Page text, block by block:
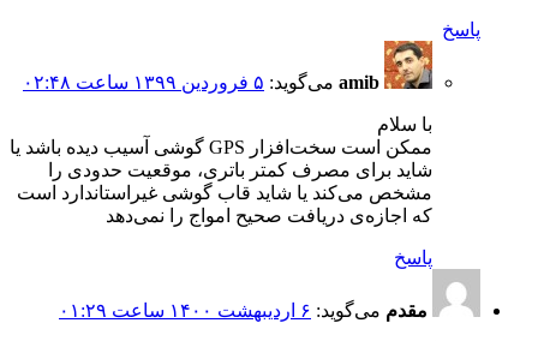
پاسخ
amib می‌گوید: ۵ فروردین ۱۳۹۹ ساعت ۰۲:۴۸
با سلام
ممکن است سخت‌افزار GPS گوشی آسیب دیده باشد یا
شاید برای مصرف کمتر باتری، موقعیت حدودی را
مشخص می‌کند یا شاید قاب گوشی غیراستاندارد است
که اجازه‌ی دریافت صحیح امواج را نمی‌دهد
پاسخ
مقدم می‌گوید: ۶ اردیبهشت ۱۴۰۰ ساعت ۰۱:۲۹